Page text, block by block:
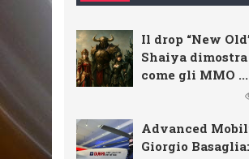
Il drop “New
Shaiya dimostra
come gli MMO ...
Advanced
Giorgio Basaglia: